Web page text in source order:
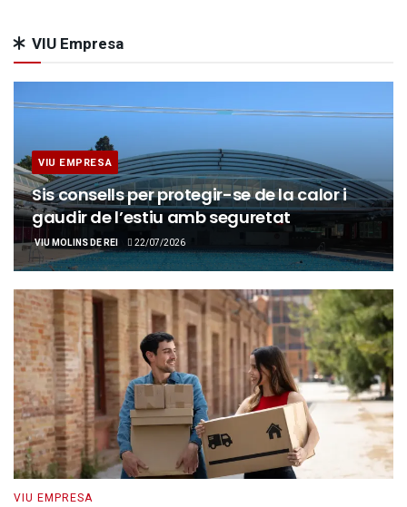
VIU Empresa
VIU EMPRESA
Sis consells per protegir-se de la calor i
gaudir de l’estiu amb seguretat
VIU MOLINS DE REI 22/07/2026
VIU EMPRESA